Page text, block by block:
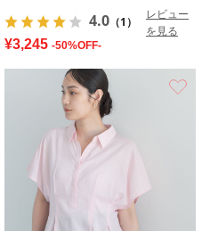
4.0 （1）
レビュー
を見る
¥3,245 -50%OFF-